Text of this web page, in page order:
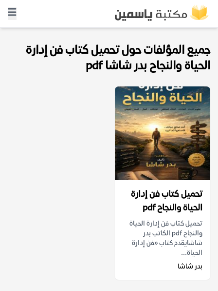
جميع المؤلفات حول تحميل كتاب فن إدارة
الحياة والنجاح بدر شاشا pdf
تحميل كتاب فن إدارة
الحياة والنجاح pdf
تحميل كتاب فن إدارة الحياة
والنجاح pdf الكاتب بدر
شاشايقدم كتاب «فن إدارة
الحياة...
بدر شاشا